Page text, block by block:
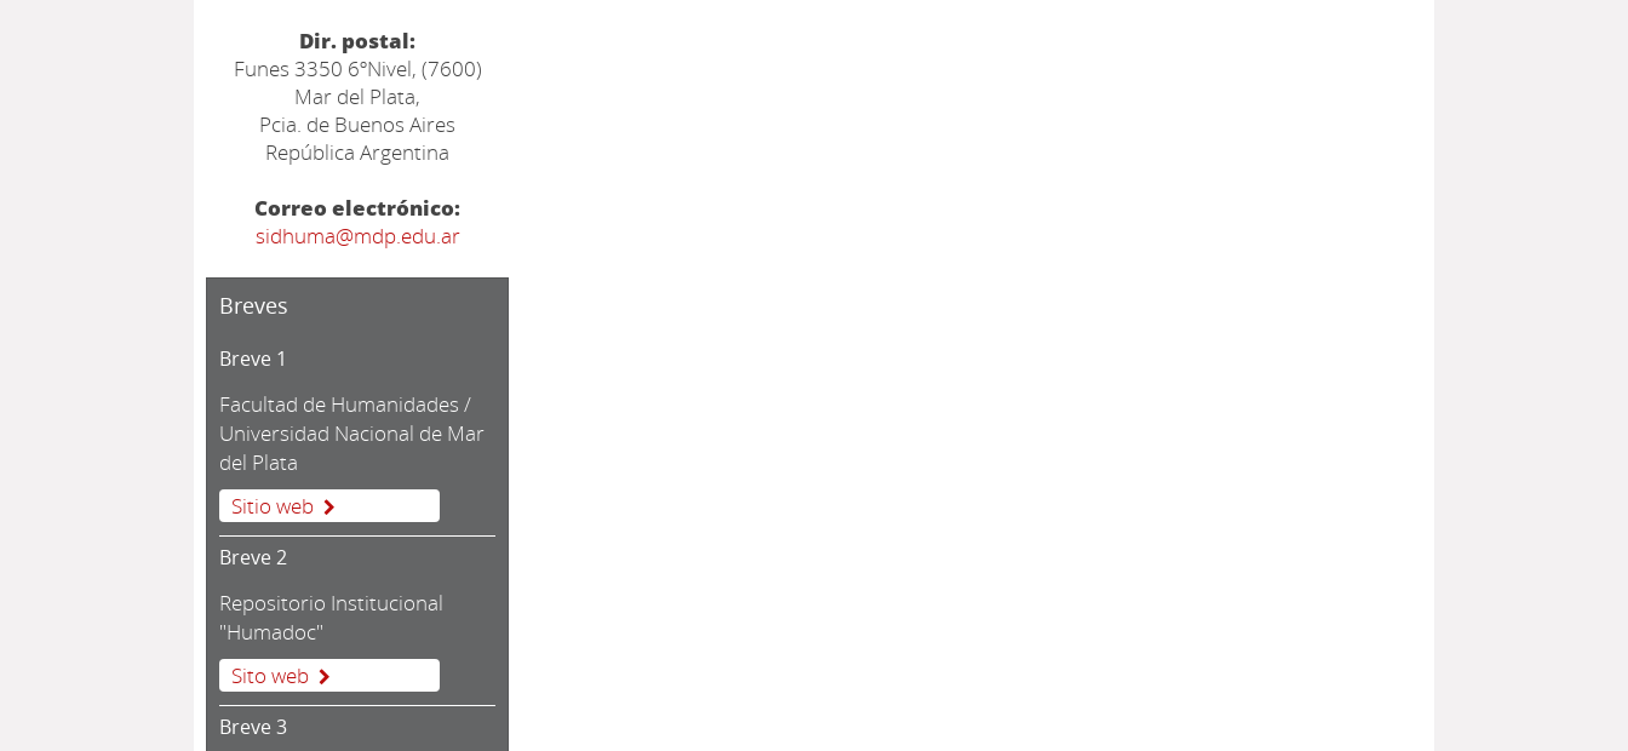
Dir. postal:
Funes 3350 6ºNivel, (7600)
Mar del Plata,
Pcia. de Buenos Aires
República Argentina
Correo electrónico:
sidhuma@mdp.edu.ar
Breves
Breve 1
Facultad de Humanidades /
Universidad Nacional de Mar
del Plata
Sitio web
Breve 2
Repositorio Institucional
"Humadoc"
Sito web
Breve 3